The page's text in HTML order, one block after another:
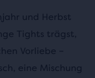
und Herbst
Tights trägst,
Vorliebe –
eine Mischung